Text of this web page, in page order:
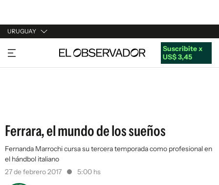
URUGUAY
URUGUAY
ARGENTINA
Suscribite x
US$ 3,45
Ferrara, el mundo de los sueños
Fernanda Marrochi cursa su tercera temporada como profesional en
el hándbol italiano
27 de febrero 2017
5:00 hs